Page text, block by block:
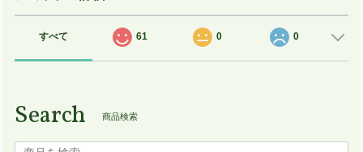
すべて 61 0 0
Search 商品検索